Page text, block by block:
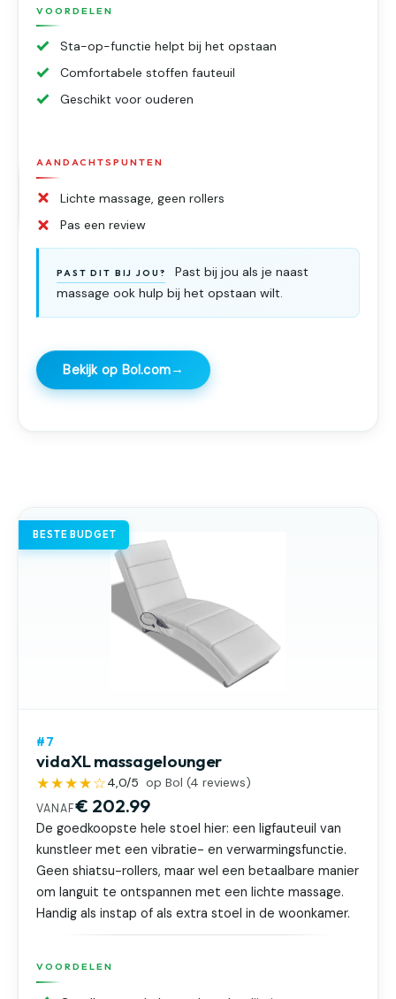
VOORDELEN
Sta-op-functie helpt bij het opstaan
Comfortabele stoffen fauteuil
Geschikt voor ouderen
AANDACHTSPUNTEN
Lichte massage, geen rollers
Pas een review
PAST DIT BIJ JOU?
Past bij jou als je naast
massage ook hulp bij het opstaan wilt.
Bekijk op Bol.com→
BESTE BUDGET
#7
vidaXL massagelounger
★★★★☆4,0/5 op Bol (4 reviews)
VANAF€ 202.99
De goedkoopste hele stoel hier: een ligfauteuil van
kunstleer met een vibratie- en verwarmingsfunctie.
Geen shiatsu-rollers, maar wel een betaalbare manier
om languit te ontspannen met een lichte massage.
Handig als instap of als extra stoel in de woonkamer.
VOORDELEN